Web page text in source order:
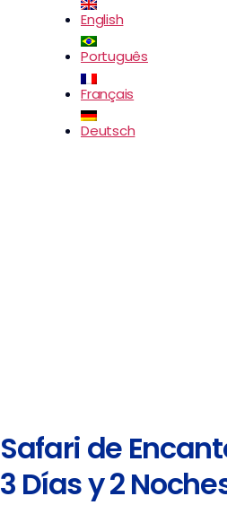
English
Português
Français
Deutsch
Safari de
3 Días y 2